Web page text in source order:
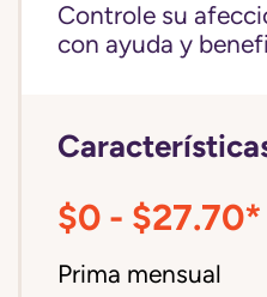
Controle su
con ayuda y
$0 - $27.70*
Prima mensual